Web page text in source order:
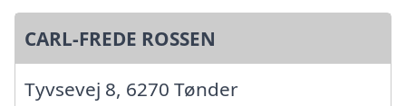
CARL-FREDE ROSSEN
Tyvsevej 8, 6270 Tønder